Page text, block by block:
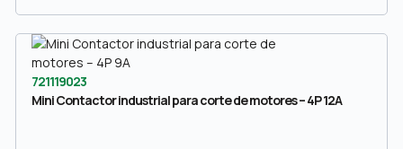
721119023
Mini Contactor industrial para corte de motores – 4P 12A